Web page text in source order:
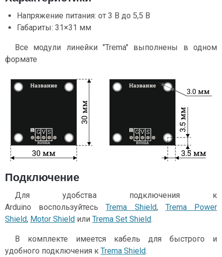
Напряжение питания: от 3 В до 5,5 В
Габариты: 31×31 мм
Все модули линейки "Trema" выполнены в одном
формате
Подключение
Для удобства подключения к
Arduino воспользуйтесьTrema Shield, Trema Power
Shield, Motor Shield или Trema Set Shield.
В комплекте имеется кабель для быстрого и
удобного подключения к Trema Shield.